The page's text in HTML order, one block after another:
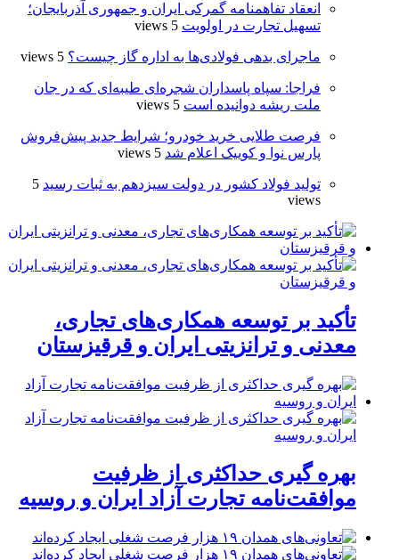
انعقاد تفاهمنامه گمرکی ایران و جمهوری آذربایجان؛
تسهیل تجارت در اولویت 5 views
ماجرای بدهی فولادی‌ها به اداره گاز چیست؟ 5 views
فراجا: سپاه پاسداران شجره‌ای طیبه‌ای که در جان
ملت ریشه دوانیده است 5 views
فرصت طلایی خرید خودرو؛ شرایط جدید پیش‌فروش
پارس نوا و کوییک اعلام شد 5 views
تولید فولاد کشور در دولت سیزدهم به ثبات رسید 5
views
تأکید بر توسعه همکاری‌های تجاری،
معدنی و ترانزیتی ایران و قرقیزستان
بهره گیری حداکثری از ظرفیت
موافقت‌نامه تجارت آزاد ایران و روسیه